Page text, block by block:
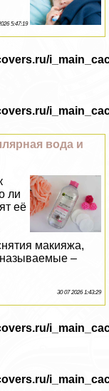
5:47:19
вода и
ли
её
макияжа,
–
30 07 2026 1:43:29